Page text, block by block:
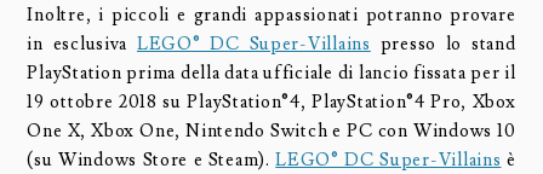
Inoltre, i piccoli e grandi appassionati potranno provare
in esclusiva LEGO® DC Super-Villains presso lo stand
PlayStation prima della data ufficiale di lancio fissata per il
19 ottobre 2018 su PlayStation®4, PlayStation®4 Pro, Xbox
One X, Xbox One, Nintendo Switch e PC con Windows 10
(su Windows Store e Steam).LEGO® DC Super-Villains è